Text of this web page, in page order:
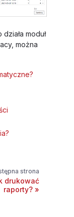
moduł
można
strona
drukować
raporty?